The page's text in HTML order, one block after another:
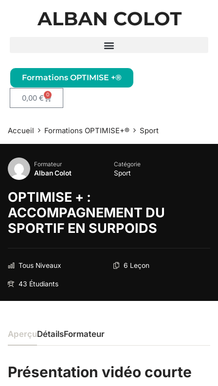
Formations OPTIMISE +®
0,00 € 0
Accueil Formations OPTIMISE+® Sport
Formateur
Alban Colot
Catégorie
Sport
OPTIMISE + :
ACCOMPAGNEMENT DU
SPORTIF EN SURPOIDS
Tous Niveaux 6 Leçon
43 Étudiants
AperçuDétailsFormateur
Présentation vidéo courte